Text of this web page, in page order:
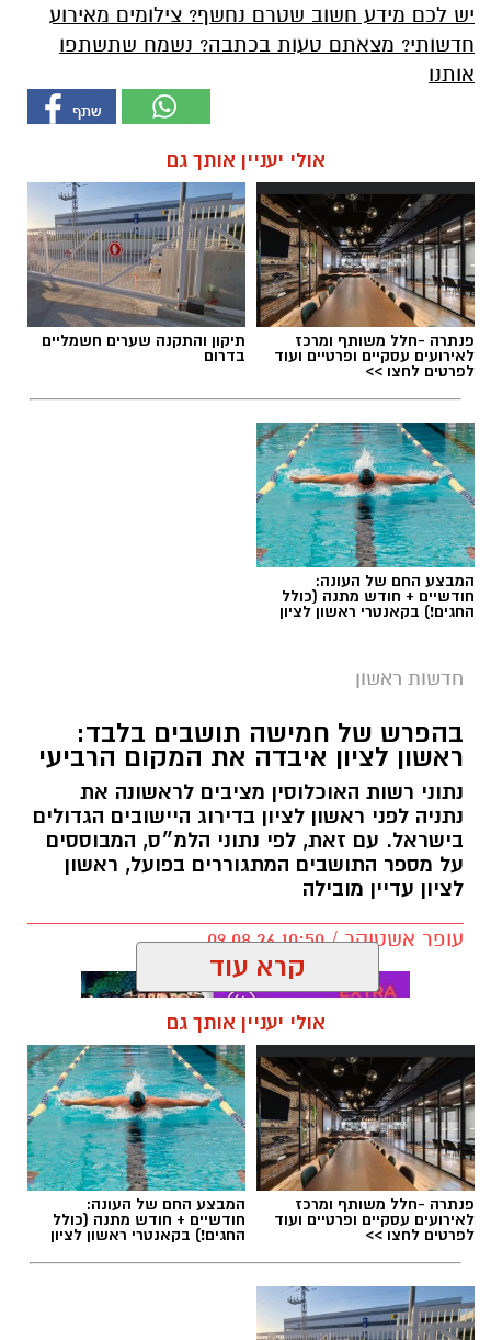
יש לכם מידע חשוב שטרם נחשף? צילומים מאירוע
חדשותי? מצאתם טעות בכתבה? נשמח שתשתפו
אותנו
אולי יעניין אותך גם
פנתרה -חלל משותף ומרכז
לאירועים עסקיים ופרטיים ועוד
לפרטים לחצו >>
תיקון והתקנה שערים חשמליים
בדרום
המבצע החם של העונה:
חודשיים + חודש מתנה (כולל
החגים!) בקאנטרי ראשון לציון
חדשות ראשון
בהפרש של חמישה תושבים בלבד:
ראשון לציון איבדה את המקום הרביעי
נתוני רשות האוכלוסין מציבים לראשונה את
נתניה לפני ראשון לציון בדירוג היישובים הגדולים
בישראל. עם זאת, לפי נתוני הלמ״ס, המבוססים
על מספר התושבים המתגוררים בפועל, ראשון
לציון עדיין מובילה
עופר אשטוקר / 10:50 09.08.26
תגים:אוכלוסיית ראשון לציון
קרא עוד
אולי יעניין אותך גם
פנתרה -חלל משותף ומרכז
לאירועים עסקיים ופרטיים ועוד
לפרטים לחצו >>
המבצע החם של העונה:
חודשיים + חודש מתנה (כולל
החגים!) בקאנטרי ראשון לציון